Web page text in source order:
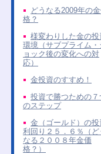
どうなる2009年の
格？
様変わりした金の投
環境（サブプライム・
ョック後の変化への対
応）
金投資のすすめ！
投資で勝つための７
のステップ
金（ゴールド）の投
利回り２５．６％（ど
なる２００８年金価
格？）